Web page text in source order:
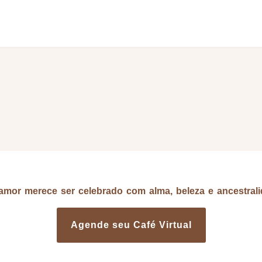
merece ser celebrado com alma, beleza e
Agende seu Café Virtual